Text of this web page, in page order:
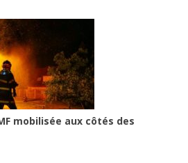
mobilisée aux côtés des